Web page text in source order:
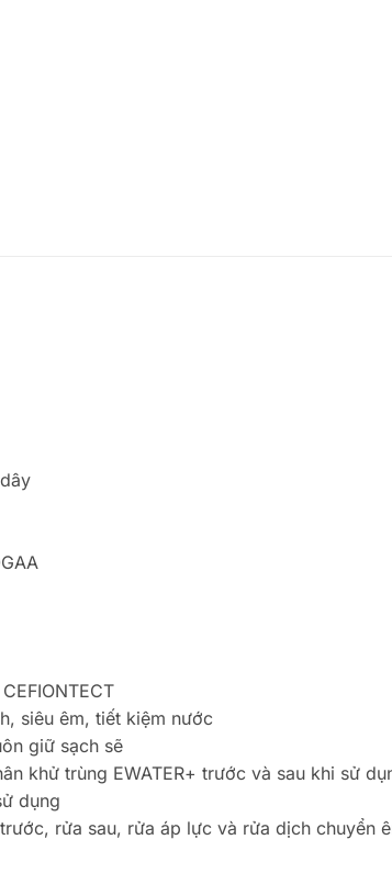
siêu êm, tiết kiệm nước
giữ sạch sẽ
khử trùng EWATER+ trước và sau khi sử
dụng
rửa sau, rửa áp lực và rửa dịch chuyển